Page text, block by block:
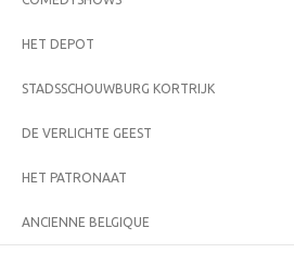
HET DEPOT
STADSSCHOUWBURG KORTRIJK
DE VERLICHTE GEEST
HET PATRONAAT
ANCIENNE BELGIQUE